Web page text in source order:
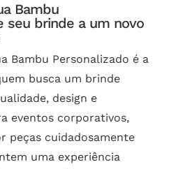
Bambu
seu brinde a um novo
Bambu Personalizado é a
busca um brinde
design e
eventos corporativos,
peças cuidadosamente
uma experiência